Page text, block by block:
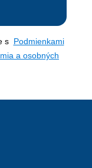
s Podmienkami
a osobných